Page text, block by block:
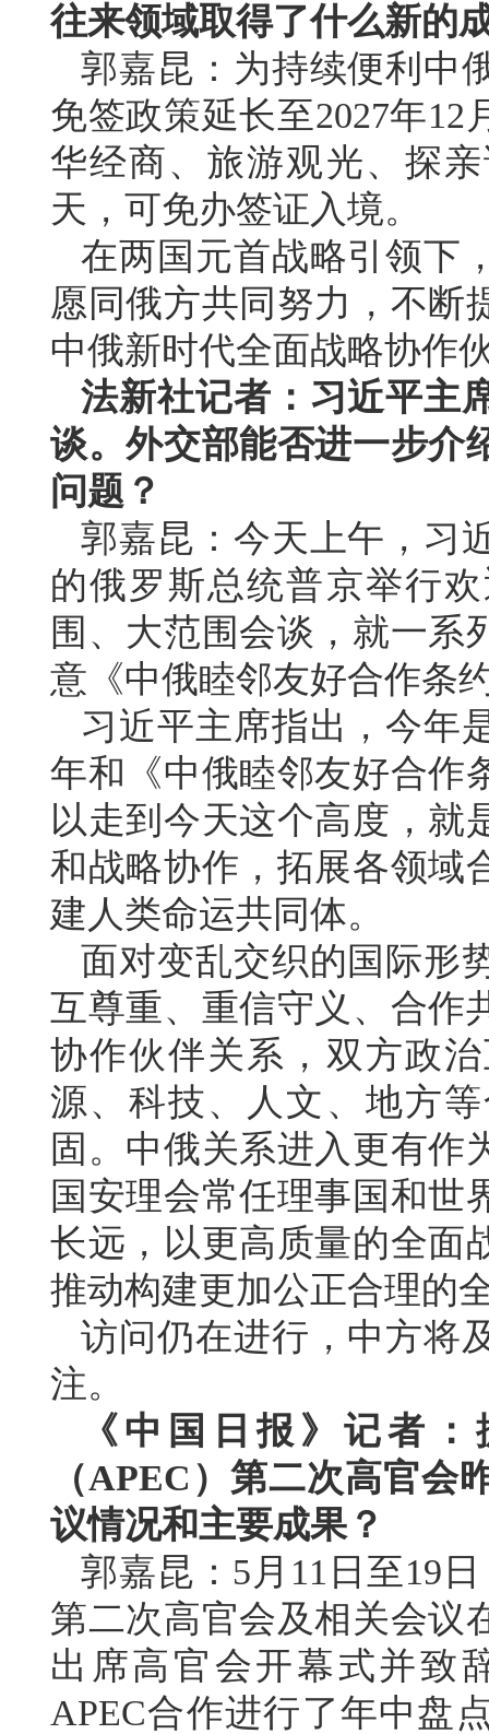
往来领域取得了什么新的
郭嘉昆：为持续便利中
免签政策延长至2027年
华经商、旅游观光、探
天，可免办签证入境。
在两国元首战略引领下
愿同俄方共同努力，不断
中俄新时代全面战略协作
法新社记者：习近平主
谈。外交部能否进一步介
问题？
郭嘉昆：今天上午，习
的俄罗斯总统普京举行
围、大范围会谈，就一系
意《中俄睦邻友好合作条
习近平主席指出，今年
年和《中俄睦邻友好合作
以走到今天这个高度，就
和战略协作，拓展各领域
建人类命运共同体。
面对变乱交织的国际形
互尊重、重信守义、合作
协作伙伴关系，双方政
源、科技、人文、地方
固。中俄关系进入更有作
国安理会常任理事国和世
长远，以更高质量的全面
推动构建更加公正合理的
访问仍在进行，中方将
注。
《中国日报》记者
（APEC）第二次高官会
议情况和主要成果？
郭嘉昆：5月11日至19
第二次高官会及相关会议
出席高官会开幕式并致
APEC合作进行了年中盘